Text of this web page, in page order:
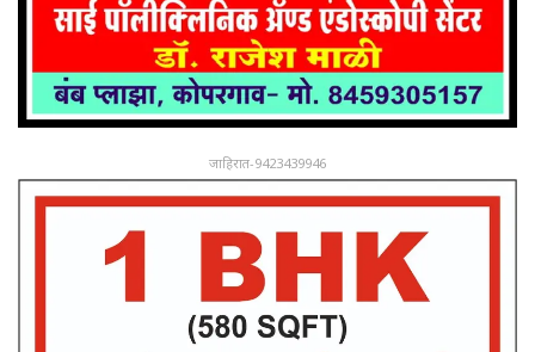
जाहिरात-9423439946